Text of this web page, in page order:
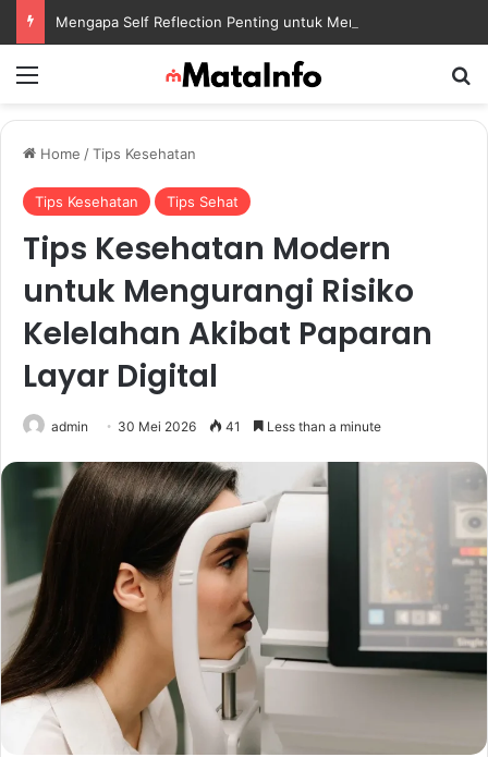
Home /Tips Kesehatan
Tips Kesehatan Tips Sehat
Tips Kesehatan Modern
untuk Mengurangi Risiko
Kelelahan Akibat Paparan
Layar Digital
admin 30 Mei 2026 41 Less than a minute